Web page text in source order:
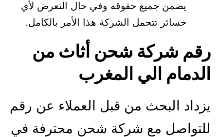
يضمن جميع حقوقه وفي حال التعرض لأي
خسائر تتحمل الشركة هذا الأمر بالكامل.
رقم شركة شحن أثاث من
الدمام الي المغرب
يزداد البحث من قبل العملاء عن رقم
للتواصل مع شركة شحن محترفة في